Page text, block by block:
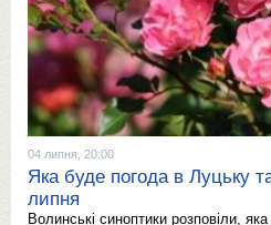
04 липня, 20:00
Яка буде погода в Луцьку
липня
Волинські синоптики розповіли,